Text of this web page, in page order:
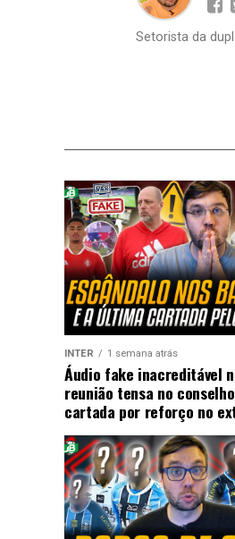
Setorista da
INTER 1 semana atrás
Áudio fake inacreditável
reunião tensa no
cartada por reforço no